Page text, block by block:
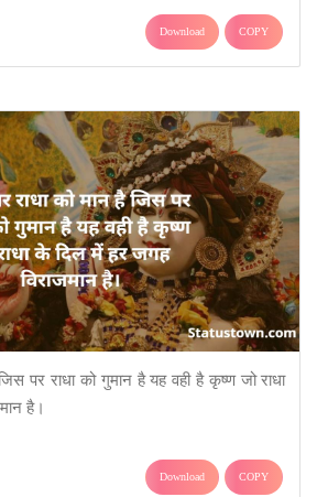
Download COPY
पर राधा को गुमान है यह वही है कृष्ण जो राधा
है।
Download COPY